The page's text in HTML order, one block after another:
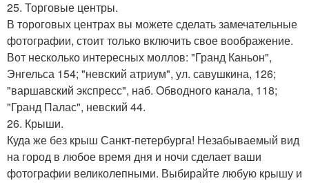
25. Торговые центры.
В тороговых центрах вы можете сделать замечательные
фотографии, стоит только включить свое воображение.
Вот несколько интересных моллов: "Гранд Каньон",
Энгельса 154; "невский атриум", ул. савушкина, 126;
"варшавский экспресс", наб. Обводного канала, 118;
"Гранд Палас", невский 44.
26. Крыши.
Куда же без крыш Санкт-петербурга! Незабываемый вид
на город в любое время дня и ночи сделает ваши
фотографии великолепными. Выбирайте любую крышу и